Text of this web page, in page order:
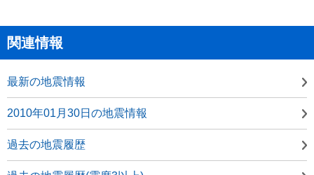
関連情報
最新の地震情報
2010年01月30日の地震情報
過去の地震履歴